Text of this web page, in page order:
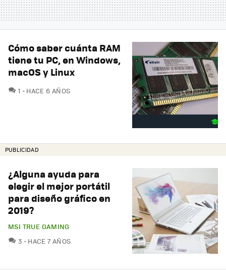
Cómo saber cuánta RAM
tiene tu PC, en Windows,
macOS y Linux
1 COMENTARIOS
HACE 6 AÑOS
PUBLICIDAD
¿Alguna ayuda para
elegir el mejor portátil
para diseño gráfico en
2019?
MSI TRUE GAMING
3 COMENTARIOS
HACE 7 AÑOS